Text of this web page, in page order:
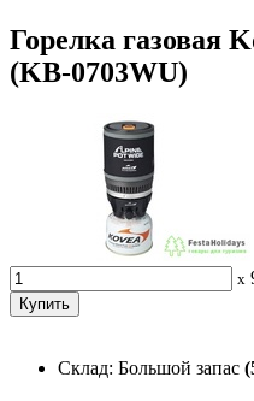
Горелка газовая
(KB-0703WU)
x
Склад: Большой запас